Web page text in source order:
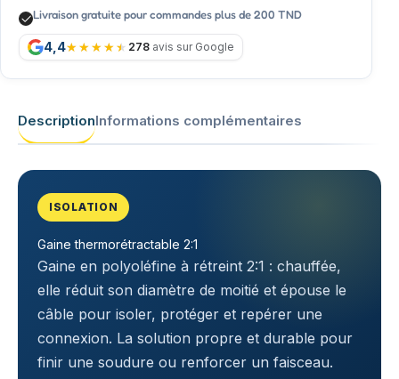
Livraison gratuite pour commandes plus de 200 TND
4,4 278 avis sur Google
DescriptionInformations complémentaires
ISOLATION
Gaine thermorétractable 2:1
Gaine en polyoléfine à rétreint 2:1 : chauffée,
elle réduit son diamètre de moitié et épouse le
câble pour isoler, protéger et repérer une
connexion. La solution propre et durable pour
finir une soudure ou renforcer un faisceau.